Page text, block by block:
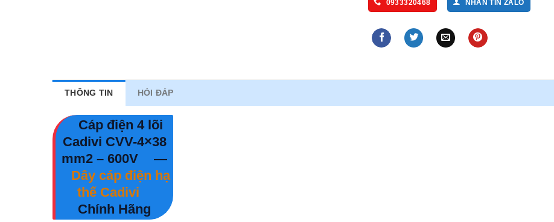
0933320468 NHẮN TIN ZALO
THÔNG TIN HỎI ĐÁP
Cáp điện 4 lõi
Cadivi CVV-4×38
mm2 – 600V
—
Dây cáp điện hạ
thế Cadivi
Chính Hãng